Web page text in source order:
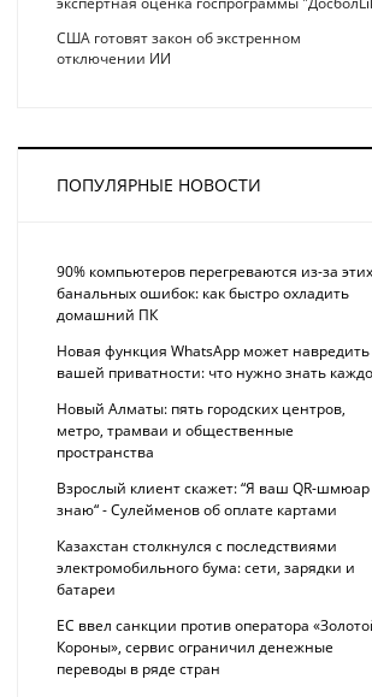
США готовят закон об экстренном
отключении ИИ
ПОПУЛЯРНЫЕ НОВОСТИ
90% компьютеров перегреваются из-за этих
банальных ошибок: как быстро охладить
домашний ПК
Новая функция WhatsApp может навредить
вашей приватности: что нужно знать
Новый Алматы: пять городских центров,
метро, трамваи и общественные
пространства
Взрослый клиент скажет: “Я ваш QR-
знаю“ - Сулейменов об оплате картами
Казахстан столкнулся с последствиями
электромобильного бума: сети, зарядки и
батареи
ЕС ввел санкции против оператора
Короны», сервис ограничил денежные
переводы в ряде стран